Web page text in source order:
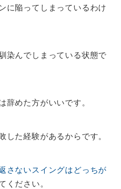
に陥ってしまっているわけ
染んでしまっている状態で
辞めた方がいいです。
した経験があるからです。
さないスイングはどっちが
ください。